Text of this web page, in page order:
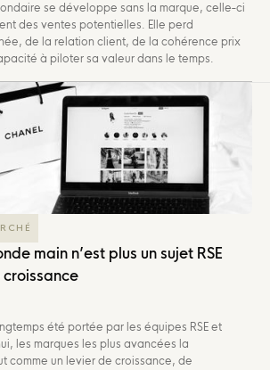
se développe sans la marque, celle-ci
des ventes potentielles. Elle perd
de la relation client, de la cohérence prix
à piloter sa valeur dans le temps.
main n’est plus un sujet RSE
croissance
été portée par les équipes RSE et
les marques les plus avancées la
comme un levier de croissance, de